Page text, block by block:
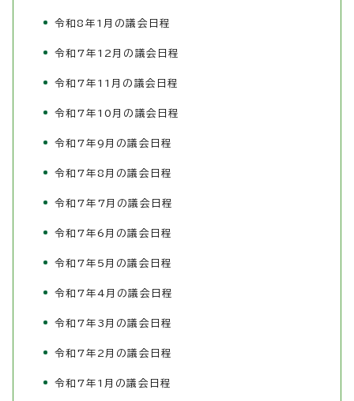
令和8年1月の議会日程
令和7年12月の議会日程
令和7年11月の議会日程
令和7年10月の議会日程
令和7年9月の議会日程
令和7年8月の議会日程
令和7年7月の議会日程
令和7年6月の議会日程
令和7年5月の議会日程
令和7年4月の議会日程
令和7年3月の議会日程
令和7年2月の議会日程
令和7年1月の議会日程